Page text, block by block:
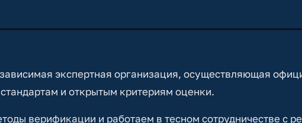
экспертная организация, осуществляющая
и открытым критериям оценки.
верификации и работаем в тесном сотрудничестве с